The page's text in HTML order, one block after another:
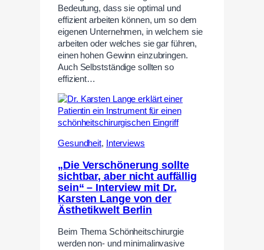
Bedeutung, dass sie optimal und
effizient arbeiten können, um so dem
eigenen Unternehmen, in welchem sie
arbeiten oder welches sie gar führen,
einen hohen Gewinn einzubringen.
Auch Selbstständige sollten so
effizient…
Gesundheit, Interviews
„Die Verschönerung sollte
sichtbar, aber nicht auffällig
sein“ – Interview mit Dr.
Karsten Lange von der
Ästhetikwelt Berlin
Beim Thema Schönheitschirurgie
werden non- und minimalinvasive